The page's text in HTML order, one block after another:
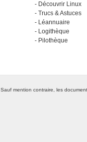
Découvrir Linux
Trucs & Astuces
Léannuaire
Logithèque
Pilothèque
Sauf mention contraire, les